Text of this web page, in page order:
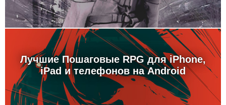
Лучшие Пошаговые RPG для iPhone,
iPad и телефонов на Android